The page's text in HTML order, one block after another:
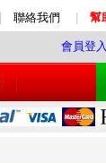
聯絡我們 幫
會員登入